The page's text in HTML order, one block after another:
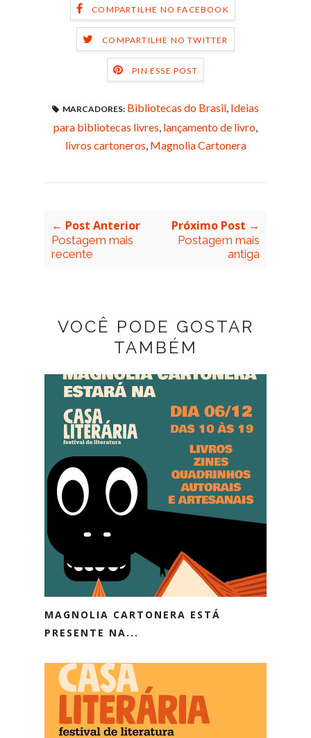
COMPARTILHE NO FACEBOOK
COMPARTILHE NO TWITTER
PIN ESSE POST
MARCADORES: Bibliotecas do Brasil Ideias
para bibliotecas livres lançamento de livro
livros cartoneros Magnolia Cartonera
← Post Anterior
Postagem mais
recente
Próximo Post →
Postagem mais
antiga
VOCÊ PODE GOSTAR
TAMBÉM
MAGNOLIA CARTONERA ESTÁ
PRESENTE NA...